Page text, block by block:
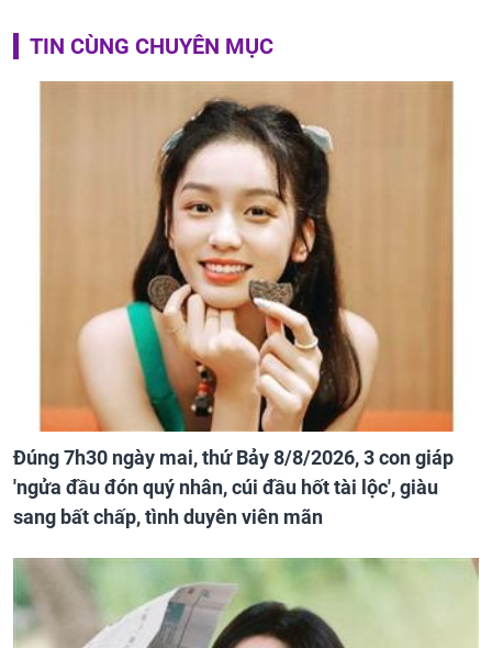
TIN CÙNG CHUYÊN MỤC
Đúng 7h30 ngày mai, thứ Bảy 8/8/2026, 3 con giáp
'ngửa đầu đón quý nhân, cúi đầu hốt tài lộc', giàu
sang bất chấp, tình duyên viên mãn